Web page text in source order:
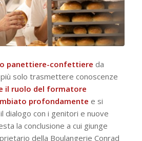
panettiere-confettiere da
solo trasmettere conoscenze
il ruolo del formatore
profondamente e si
dialogo con i genitori e nuove
la conclusione a cui giunge
della Boulangerie Conrad